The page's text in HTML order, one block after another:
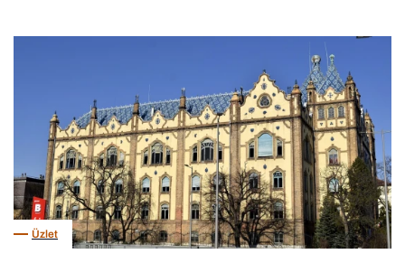
Vagy fedezze fel a következő
témákat
Üzlet Pénz Zöld Legyél jobb!
Üzlet